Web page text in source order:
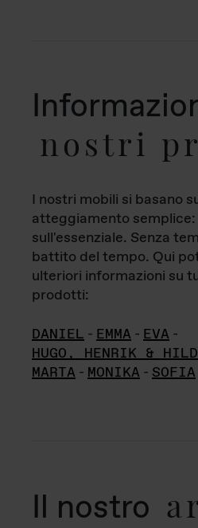
nostri
I nostri mobili si basano
atteggiamento
sull'essenziale. Senza
battito del tempo. Qui
ulteriori informazioni su
prodotti:
DANIEL - EMMA - EVA -
HUGO, HENRIK &
MARTA - MONIKA - SOFIA
Il nostro